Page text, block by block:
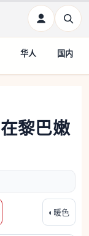
华人 国内
黎巴嫩
◐ 暖色